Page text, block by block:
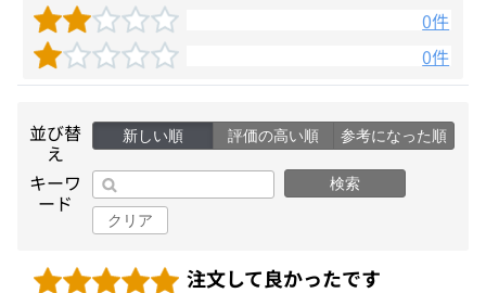
0件
0件
並び替
え
新しい順 評価の高い順 参考になった順
キーワ
ード
検索
クリア
注文して良かったです